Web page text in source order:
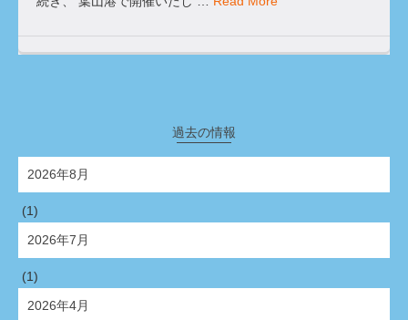
過去の情報
2026年8月
(1)
2026年7月
(1)
2026年4月